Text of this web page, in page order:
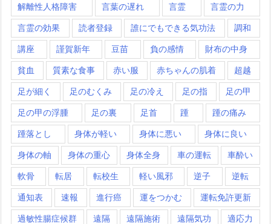
解離性人格障害 言葉の遅れ 言霊 言霊の力
言霊の効果 読者登録 誰にでもできる気功法 調和
講座 謹賀新年 豆苗 負の感情 財布の中身
貧血 質素な食事 赤い服 赤ちゃんの肌着 超越
足が細く 足のむくみ 足の冷え 足の指 足の甲
足の甲の浮腫 足の裏 足首 踵 踵の痛み
踵落とし 身体が軽い 身体に悪い 身体に良い
身体の軸 身体の重心 身体全身 車の運転 車酔い
軟骨 転居 転校生 軽い風邪 逆子 逆転
通知表 速報 進行癌 運をつかむ 運転免許更新
過敏性腸症候群 遠隔 遠隔施術 遠隔気功 適応力